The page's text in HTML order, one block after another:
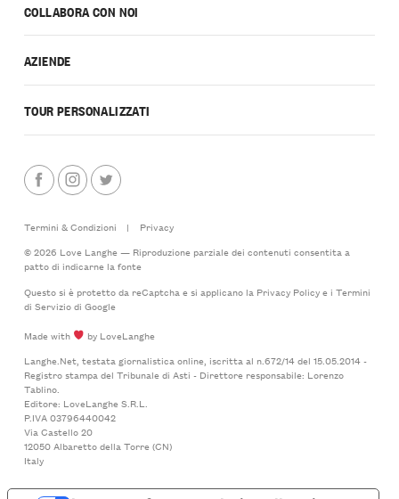
COLLABORA CON NOI
AZIENDE
TOUR PERSONALIZZATI
Termini & Condizioni |
Privacy
© 2026 Love Langhe — Riproduzione parziale dei contenuti consentita a
patto di indicarne la fonte
Questo si è protetto da reCaptcha e si applicano la Privacy Policye i Termini
di Serviziodi Google
Made with
by LoveLanghe
Langhe.Net, testata giornalistica online, iscritta al n.672/14 del 15.05.2014 -
Registro stampa del Tribunale di Asti - Direttore responsabile: Lorenzo
Tablino.
Editore: LoveLanghe S.R.L.
P.IVA 03796440042
Via Castello 20
12050 Albaretto della Torre (CN)
Italy